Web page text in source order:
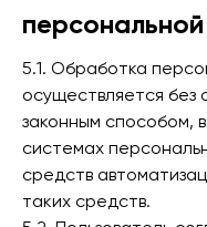
5.1. Обработка
осуществляется без
законным способом,
системах
средств
таких средств.